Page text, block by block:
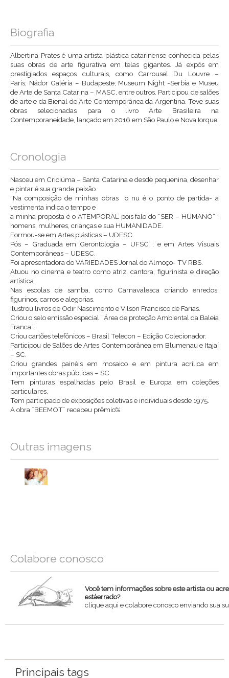
Biografia
Albertina Prates é uma artista plástica catarinense conhecida pelas
suas obras de arte figurativa em telas gigantes. Já expôs em
prestigiados espaços culturais, como Carrousel Du Louvre –
Paris; Nádor Galéria – Budapeste; Museum Night -Serbia e Museu
de Arte de Santa Catarina – MASC, entre outros. Participou de salões
de arte e da Bienal de Arte Contemporânea da Argentina. Teve suas
obras selecionadas para o livro Arte Brasileira na
Contemporaneidade, lançado em 2016 em São Paulo e Nova Iorque.
Cronologia
Nasceu em Criciúma – Santa Catarina e desde pequenina, desenhar
e pintar é sua grande paixão.
¨Na composição de minhas obras o nu é o ponto de partida- a
vestimenta indica o tempo e
a minha proposta é o ATEMPORAL pois falo do ¨SER – HUMANO¨ :
homens, mulheres, crianças e sua HUMANIDADE.
Formou-se em Artes plásticas – UDESC.
Pós – Graduada em Gerontologia – UFSC ; e em Artes Visuais
Contemporâneas – UDESC.
Foi apresentadora do VARIEDADES Jornal do Almoço- TV RBS.
Atuou no cinema e teatro como atriz, cantora, figurinista e direção
artística.
Nas escolas de samba, como Carnavalesca criando enredos,
figurinos, carros e alegorias.
Ilustrou livros de Odir Nascimento e Vilson Francisco de Farias.
Criou o selo emissão especial ¨Área de proteção Ambiental da Baleia
Franca¨.
Criou cartões telefônicos – Brasil Telecon – Edição Colecionador.
Participou de Salões de Artes Contemporânea em Blumenau e Itajaí
– SC.
Criou grandes painéis em mosaico e em pintura acrílica em
importantes obras públicas – SC.
Tem pinturas espalhadas pelo Brasil e Europa em coleções
particulares.
Tem participado de exposições coletivas e individuais desde 1975.
A obra ¨BEEMOT¨ recebeu prêmio%
Outras imagens
Colabore conosco
Você tem informações sobre este artista ou
estáerrado?
clique aqui e colabore conosco enviando sua
Principais tags